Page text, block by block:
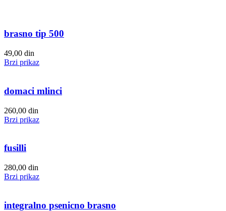
brasno tip 500
49,00 din
Brzi prikaz
domaci mlinci
260,00 din
Brzi prikaz
fusilli
280,00 din
Brzi prikaz
integralno psenicno brasno